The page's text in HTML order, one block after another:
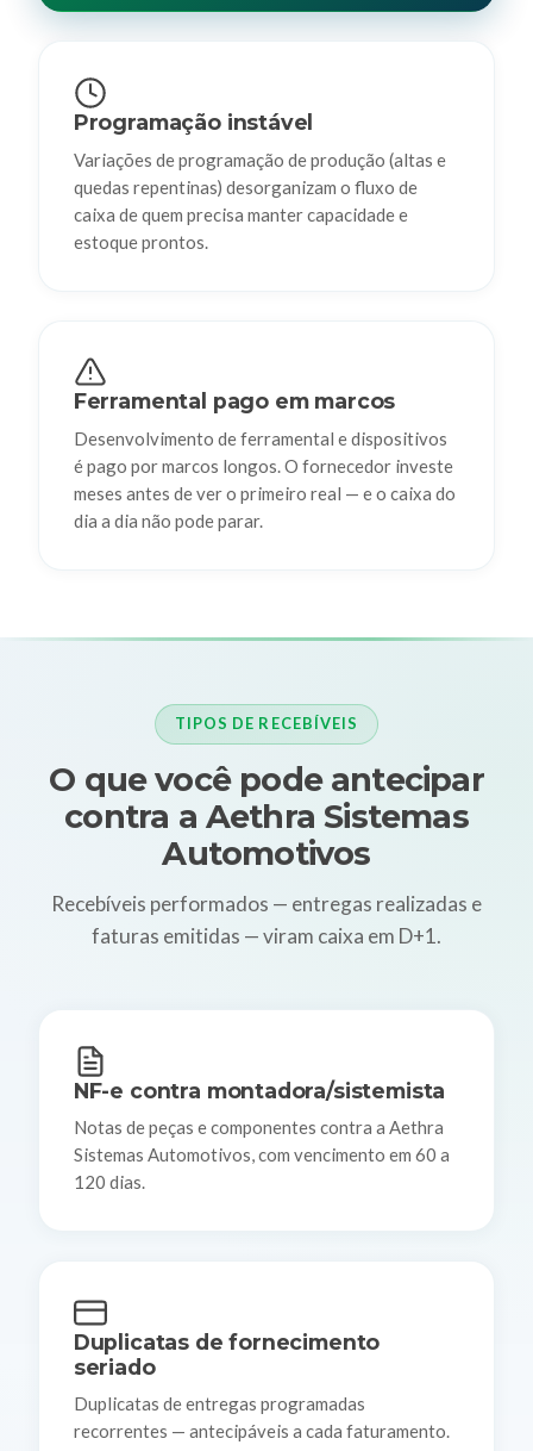
Programação instável
Variações de programação de produção (altas e
quedas repentinas) desorganizam o fluxo de
caixa de quem precisa manter capacidade e
estoque prontos.
Ferramental pago em marcos
Desenvolvimento de ferramental e dispositivos
é pago por marcos longos. O fornecedor investe
meses antes de ver o primeiro real — e o caixa do
dia a dia não pode parar.
TIPOS DE RECEBÍVEIS
O que você pode antecipar
contra a Aethra Sistemas
Automotivos
Recebíveis performados — entregas realizadas e
faturas emitidas — viram caixa em D+1.
NF-e contra montadora/sistemista
Notas de peças e componentes contra a Aethra
Sistemas Automotivos, com vencimento em 60 a
120 dias.
Duplicatas de fornecimento
seriado
Duplicatas de entregas programadas
recorrentes — antecipáveis a cada faturamento.